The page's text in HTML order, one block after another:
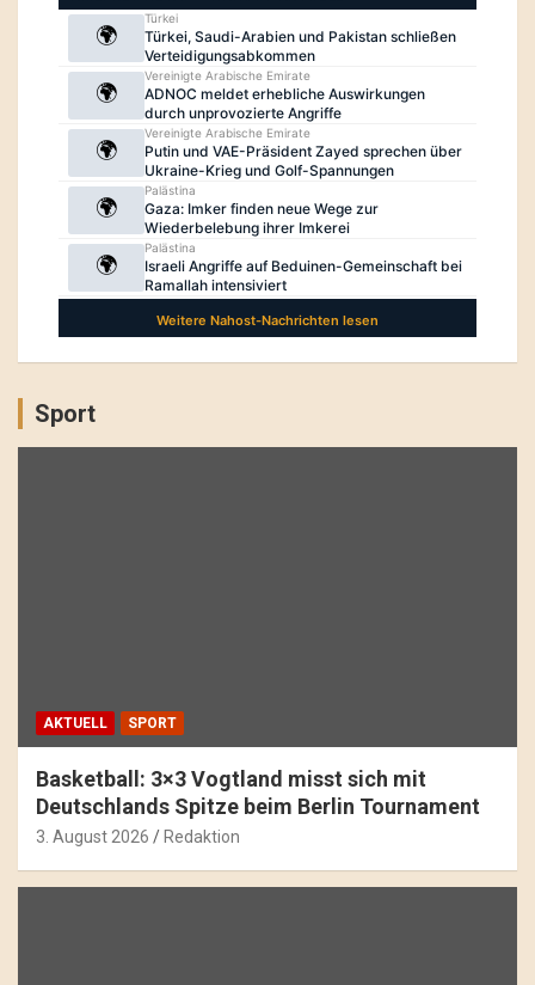
Sport
AKTUELL SPORT
Basketball: 3×3 Vogtland misst sich mit
Deutschlands Spitze beim Berlin Tournament
3. August 2026 Redaktion